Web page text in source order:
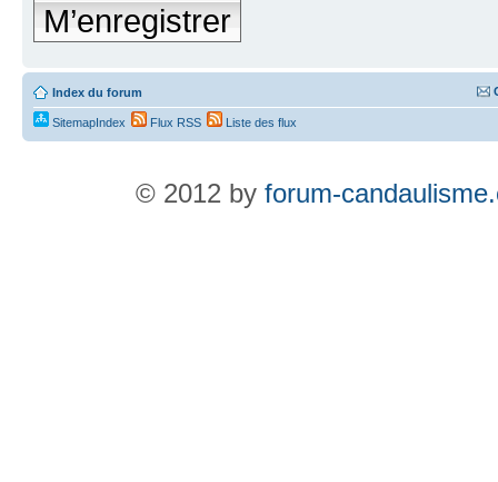
M’enregistrer
Index du forum
SitemapIndex Flux RSS Liste des flux
© 2012 by forum-